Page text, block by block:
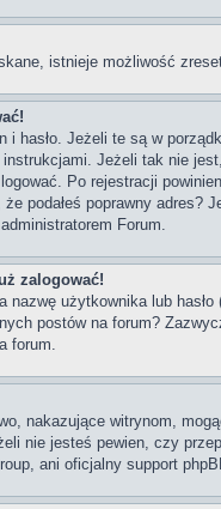
istnieje możliwość
hasło. Jeżeli te są w
Jeżeli tak nie
Po rejestracji
podałeś poprawny adres?
Forum.
zalogować!
nazwę użytkownika lub
postów na forum?
forum.
nakazujące witrynom,
nie jesteś pewien, czy
ani oficjalny support